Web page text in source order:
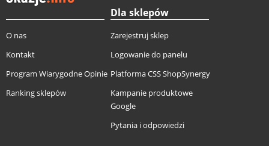
O nas
Kontakt
Program Wiarygodne Opinie
Ranking sklepów
Dla sklepów
Zarejestruj sklep
Logowanie do panelu
Platforma CSS ShopSynergy
Kampanie produktowe
Google
Pytania i odpowiedzi